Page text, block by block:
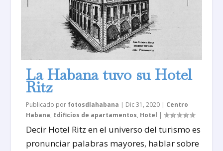
La Habana tuvo su Hotel
Ritz
Publicado por fotosdlahabana | Dic 31, 2020 | Centro
Habana, Edificios de apartamentos, Hotel |
Decir Hotel Ritz en el universo del turismo es
pronunciar palabras mayores, hablar sobre